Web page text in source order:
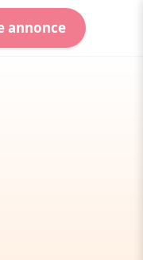
annonce